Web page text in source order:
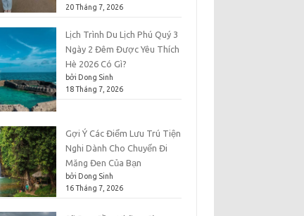
20 Tháng 7, 2026
Lịch Trình Du Lịch Phú Quý 3
Ngày 2 Đêm Được Yêu Thích
Hè 2026 Có Gì?
bởi Dong Sinh
18 Tháng 7, 2026
Gợi Ý Các Điểm Lưu Trú Tiện
Nghi Dành Cho Chuyến Đi
Măng Đen Của Bạn
bởi Dong Sinh
16 Tháng 7, 2026